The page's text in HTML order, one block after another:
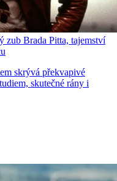
zub Brada Pitta, tajemství
skrývá překvapivé
skutečné rány i